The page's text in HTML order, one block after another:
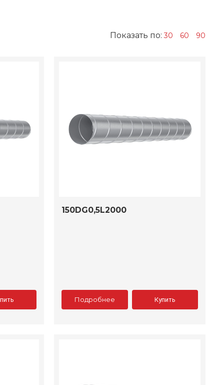
Показать по:30 60 90
150DG0,5L2000
Подробнее Купить